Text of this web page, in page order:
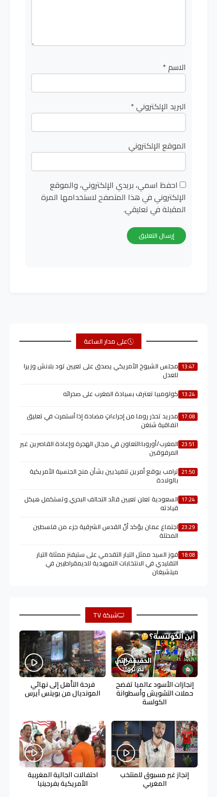
الاسم*
البريد الإلكتروني*
الموقع الإلكتروني
احفظ اسمي، بريدي الإلكتروني، والموقع
الإلكتروني في هذا المتصفح لاستخدامها المرة
المقبلة في تعليقي.
على مدار الساعة
13:47 مجلس الشيوخ الأمريكي يصدق على تعيين تود بلانش وزيرا
للعدل
13:24 كولومبيا تعترف بسيادة المغرب على صحرائه
17:08 مدريد تحذر روما من إجراءاتٍ مضادة إذا اُستمرت في تعليق
اتفاقية شنغن
23:51 المغرب/أوروبا:التعاون في مجال الهجرة وإعادة القاصرين غير
المرفوقين
21:50 ترامب يوقع أمرين تنفيذيين بشأن منح الجنسية الأمريكية
بالولادة
17:24 السعودية تعلن تعيين قائد التحالف البحري وتستكمل هيكل
قيادته
23:29 اجتماع عمان يؤكد أنّ القدس الشرقية جزء من فلسطين
المحتلة
18:08 فوز السيد ممثل التيار التقدمي على ستيفنز ممثلة التيار
التقليدي في الانتخابات التمهيدية للديمقراطيين في
ميتشيغان
شبكة TV
إنجازات الأسود عالميا تفضح
حملات التشويش وأسطوانة
الكولسة
فرحة التأهل إلى نهائي
المونديال من بوينس آيرس
إنجاز غير مسبوق للمنتخب
المغربي
احتفالات الجالية المغربية
الأمريكية بفرجينيا